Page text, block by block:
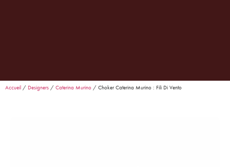
Accueil / Designers / Caterina Murino / Choker Caterina Murino : Fili Di Vento